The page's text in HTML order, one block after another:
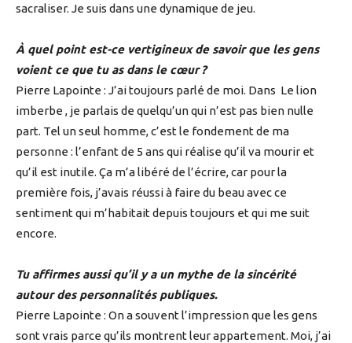
sacraliser. Je suis dans une dynamique de jeu.
À quel point est-ce vertigineux de savoir que les gens
voient ce que tu as dans le cœur ?
Pierre Lapointe : J’ai toujours parlé de moi. Dans Le lion
imberbe , je parlais de quelqu’un qui n’est pas bien nulle
part. Tel un seul homme, c’est le fondement de ma
personne : l’enfant de 5 ans qui réalise qu’il va mourir et
qu’il est inutile. Ça m’a libéré de l’écrire, car pour la
première fois, j’avais réussi à faire du beau avec ce
sentiment qui m’habitait depuis toujours et qui me suit
encore.
Tu affirmes aussi qu’il y a un mythe de la sincérité
autour des personnalités publiques.
Pierre Lapointe : On a souvent l’impression que les gens
sont vrais parce qu’ils montrent leur appartement. Moi, j’ai